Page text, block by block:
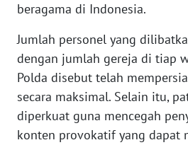
beragama di Indonesia.
Jumlah personel yang
dengan jumlah gereja di tiap
Polda disebut telah
secara maksimal. Selain itu,
diperkuat guna mencegah
konten provokatif yang dapat
WN
WN
JABAR
WN
BANTEN